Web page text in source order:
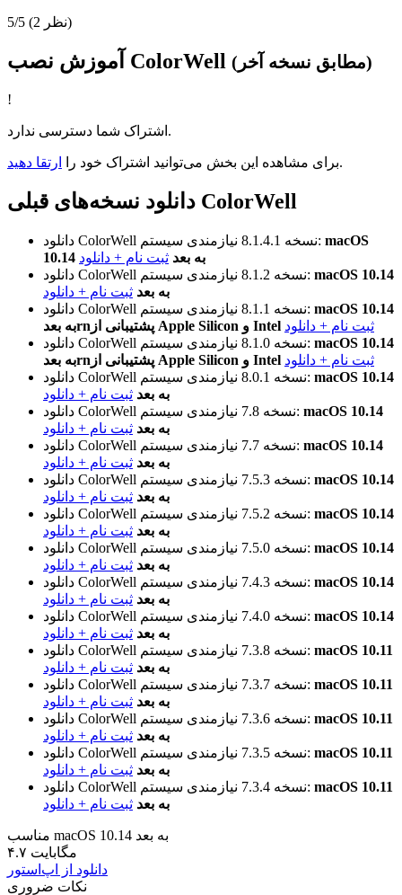
5/5 (2 نظر)
آموزش نصب ColorWell (مطابق نسخه آخر)
!
اشتراک شما دسترسی ندارد.
برای مشاهده این بخش می‌توانید اشتراک خود را ارتقا دهید .
دانلود نسخه‌های قبلی ColorWell
دانلود ColorWell نسخه 8.1.4.1نیازمندی سیستم: macOS
10.14 به بعد ثبت نام + دانلود
دانلود ColorWell
نسخه 8.1.2نیازمندی سیستم: macOS 10.14
به بعد ثبت نام + دانلود
دانلود ColorWell
نسخه 8.1.1نیازمندی سیستم: macOS 10.14
به بعدrnپشتیبانی از Apple Silicon و Intel ثبت نام + دانلود
دانلود ColorWell
نسخه 8.1.0نیازمندی سیستم: macOS 10.14
به بعدrnپشتیبانی از Apple Silicon و Intel ثبت نام + دانلود
دانلود ColorWell
نسخه 8.0.1نیازمندی سیستم: macOS 10.14
به بعد ثبت نام + دانلود
دانلود ColorWell
نسخه 7.8نیازمندی سیستم: macOS 10.14
به بعد ثبت نام + دانلود
دانلود ColorWell
نسخه 7.7نیازمندی سیستم: macOS 10.14
به بعد ثبت نام + دانلود
دانلود ColorWell
نسخه 7.5.3نیازمندی سیستم: macOS 10.14
به بعد ثبت نام + دانلود
دانلود ColorWell
نسخه 7.5.2نیازمندی سیستم: macOS 10.14
به بعد ثبت نام + دانلود
دانلود ColorWell
نسخه 7.5.0نیازمندی سیستم: macOS 10.14
به بعد ثبت نام + دانلود
دانلود ColorWell
نسخه 7.4.3نیازمندی سیستم: macOS 10.14
به بعد ثبت نام + دانلود
دانلود ColorWell
نسخه 7.4.0نیازمندی سیستم: macOS 10.14
به بعد ثبت نام + دانلود
دانلود ColorWell
نسخه 7.3.8نیازمندی سیستم: macOS 10.11
به بعد ثبت نام + دانلود
دانلود ColorWell
نسخه 7.3.7نیازمندی سیستم: macOS 10.11
به بعد ثبت نام + دانلود
دانلود ColorWell
نسخه 7.3.6نیازمندی سیستم: macOS 10.11
به بعد ثبت نام + دانلود
دانلود ColorWell
نسخه 7.3.5نیازمندی سیستم: macOS 10.11
به بعد ثبت نام + دانلود
دانلود ColorWell
نسخه 7.3.4نیازمندی سیستم: macOS 10.11
به بعد ثبت نام + دانلود
مناسب macOS 10.14 به بعد
۴.۷ مگابایت
دانلود از اپ‌استور
نکات ضروری